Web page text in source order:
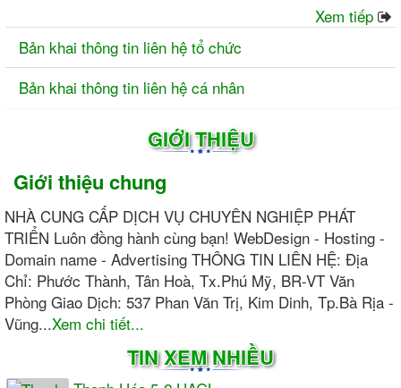
Xem tiếp
Bản khai thông tin liên hệ tổ chức
Bản khai thông tin liên hệ cá nhân
GIỚI THIỆU
Giới thiệu chung
NHÀ CUNG CẤP DỊCH VỤ CHUYÊN NGHIỆP PHÁT
TRIỂN Luôn đồng hành cùng bạn! WebDesign - Hosting -
Domain name - Advertising THÔNG TIN LIÊN HỆ: Địa
Chỉ: Phước Thành, Tân Hoà, Tx.Phú Mỹ, BR-VT Văn
Phòng Giao Dịch: 537 Phan Văn Trị, Kim Dinh, Tp.Bà Rịa -
Vũng...Xem chi tiết...
TIN XEM NHIỀU